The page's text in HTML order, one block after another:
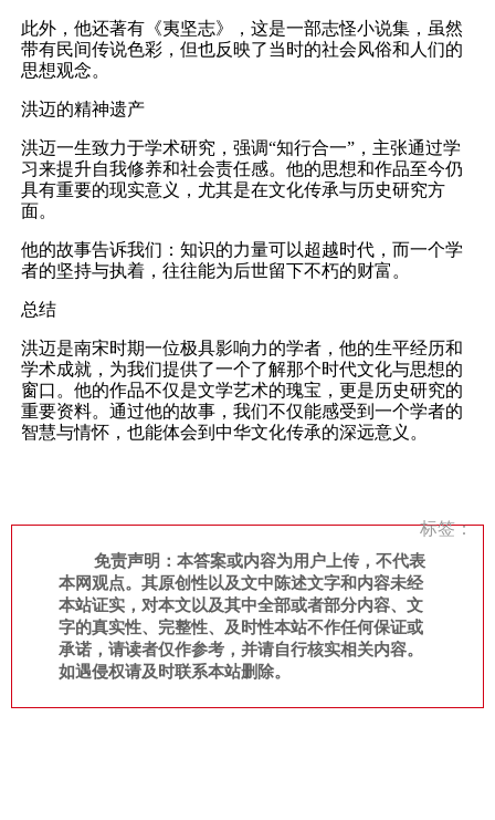
此外，他还著有《夷坚志》，这是一部志怪小说集，虽然
带有民间传说色彩，但也反映了当时的社会风俗和人们的
思想观念。
洪迈的精神遗产
洪迈一生致力于学术研究，强调“知行合一”，主张通过学
习来提升自我修养和社会责任感。他的思想和作品至今仍
具有重要的现实意义，尤其是在文化传承与历史研究方
面。
他的故事告诉我们：知识的力量可以超越时代，而一个学
者的坚持与执着，往往能为后世留下不朽的财富。
总结
洪迈是南宋时期一位极具影响力的学者，他的生平经历和
学术成就，为我们提供了一个了解那个时代文化与思想的
窗口。他的作品不仅是文学艺术的瑰宝，更是历史研究的
重要资料。通过他的故事，我们不仅能感受到一个学者的
智慧与情怀，也能体会到中华文化传承的深远意义。
标签：
免责声明：本答案或内容为用户上传，不代表
本网观点。其原创性以及文中陈述文字和内容未经
本站证实，对本文以及其中全部或者部分内容、文
字的真实性、完整性、及时性本站不作任何保证或
承诺，请读者仅作参考，并请自行核实相关内容。
如遇侵权请及时联系本站删除。